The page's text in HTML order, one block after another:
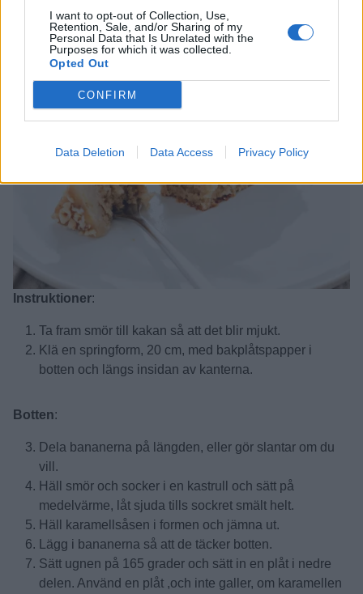
I want to opt-out of Collection, Use,
Retention, Sale, and/or Sharing of my
Personal Data that Is Unrelated with the
Purposes for which it was collected.
Opted Out
CONFIRM
Data Deletion Data Access Privacy Policy
Instruktioner:
Ta fram smör till kakan så att det blir mjukt.
Klä en springform, 20 cm, med bakplåtspapper i
botten och längs insidan av kanterna.
Botten:
Dela bananerna på längden, eller gör slantar om du
vill.
Häll smör och socker i en kastrull och sätt på
medelvärme, låt sjuda tills sockret smält helt.
Häll karamellsåsen i formen och jämna ut.
Lägg i bananerna så att de täcker botten.
Sätt ugnen på 165 grader och sätt in en plåt i nedre
delen. Använd en plåt ,och inte galler, om karamellen